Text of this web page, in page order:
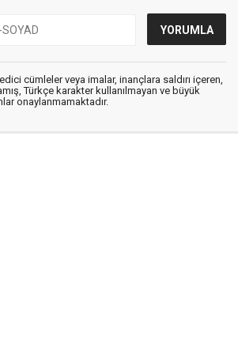
cümleler veya imalar, inançlara saldırı içeren,
Türkçe karakter kullanılmayan ve büyük
onaylanmamaktadır.